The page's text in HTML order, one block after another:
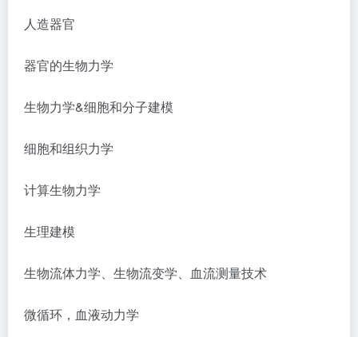
人造器官
器官的生物力学
生物力学&细胞和分子建模
细胞和组织力学
计算生物力学
生理建模
生物流体力学、生物流变学、血流测量技术
微循环，血液动力学